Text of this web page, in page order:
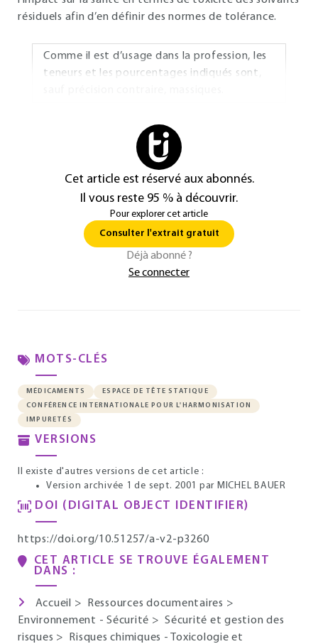
résiduels afin d’en définir des normes de tolérance.
Comme il est d’usage dans la profession, les
teneurs et les pourcentages indiqués sont,
Cet article est réservé aux abonnés.
Il vous reste 95 % à découvrir.
Pour explorer cet article
Consulter l'extrait gratuit
Déjà abonné ?
Se connecter
MOTS-CLÉS
MÉDICAMENTS
ESPACE DE TÊTE STATIQUE
CONFÉRENCE INTERNATIONALE POUR L'HARMONISATION
IMPURETÉS
VERSIONS
Il existe d'autres versions de cet article :
Version archivée 1 de sept. 2001 par MICHEL BAUER
DOI (DIGITAL OBJECT IDENTIFIER)
https://doi.org/10.51257/a-v2-p3260
CET ARTICLE SE TROUVE ÉGALEMENT
DANS :
Accueil > Ressources documentaires >
Environnement - Sécurité > Sécurité et gestion des
risques >
Risques chimiques - Toxicologie et